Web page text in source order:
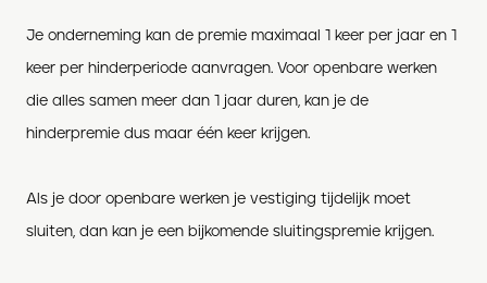
Je onderneming kan de premie maximaal 1 keer per jaar en 1
keer per hinderperiode aanvragen. Voor openbare werken
die alles samen meer dan 1 jaar duren, kan je de
hinderpremie dus maar één keer krijgen.
Als je door openbare werken je vestiging tijdelijk moet
sluiten, dan kan je een bijkomende sluitingspremie krijgen.